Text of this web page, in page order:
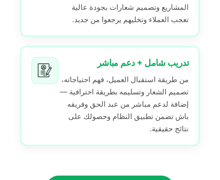
المشاريع وتصميم شعارات بجودة عالية
تعجب العملاء وتخليهم يرجعوا من جديد.
تدريب شامل + دعم مباشر
من طريقة استقبال العميل، فهم احتياجاته،
تصميم الشعار وتسليمه بطريقة احترافية —
إضافة لدعم مباشر من عبد الحق وفريقه
باش تضمن تطبيق النظام وحصولك على
نتائج حقيقية.